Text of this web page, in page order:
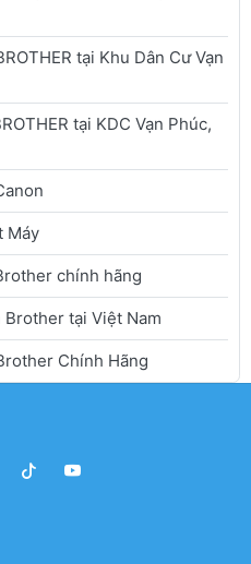
tại Khu Dân Cư Vạn
tại KDC Vạn Phúc,
Máy
chính hãng
tại Việt Nam
Chính Hãng